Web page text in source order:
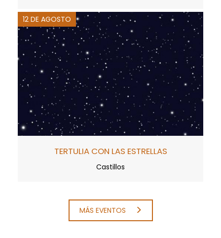
12 DE AGOSTO
TERTULIA CON LAS ESTRELLAS
Castillos
MÁS EVENTOS